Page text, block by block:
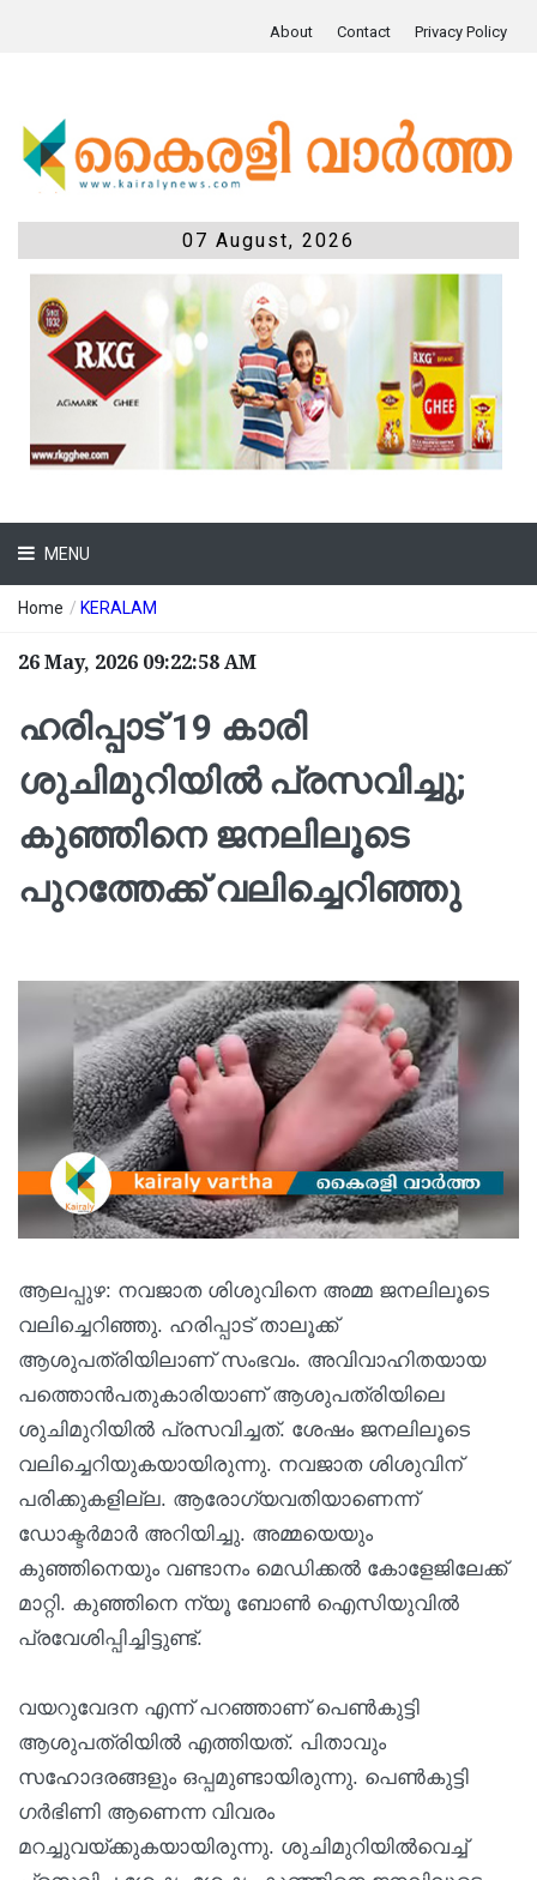
About Contact Privacy Policy
07 August, 2026
MENU
Home / KERALAM
26 May, 2026 09:22:58 AM
ഹരിപ്പാട് 19 കാരി
ശുചിമുറിയിൽ പ്രസവിച്ചു;
കുഞ്ഞിനെ ജനലിലൂടെ
പുറത്തേക്ക് വലിച്ചെറിഞ്ഞു
ആലപ്പുഴ: നവജാത ശിശുവിനെ അമ്മ ജനലിലൂടെ
വലിച്ചെറിഞ്ഞു. ഹരിപ്പാട് താലൂക്ക്
ആശുപത്രിയിലാണ് സംഭവം. അവിവാഹിതയായ
പത്തൊന്‍പതുകാരിയാണ് ആശുപത്രിയിലെ
ശുചിമുറിയില്‍ പ്രസവിച്ചത്. ശേഷം ജനലിലൂടെ
വലിച്ചെറിയുകയായിരുന്നു. നവജാത ശിശുവിന്
പരിക്കുകളില്ല. ആരോഗ്യവതിയാണെന്ന്
ഡോക്ടര്‍മാര്‍ അറിയിച്ചു. അമ്മയെയും
കുഞ്ഞിനെയും വണ്ടാനം മെഡിക്കല്‍ കോളേജിലേക്ക്
മാറ്റി. കുഞ്ഞിനെ ന്യൂ ബോണ്‍ ഐസിയുവില്‍
പ്രവേശിപ്പിച്ചിട്ടുണ്ട്.
വയറുവേദന എന്ന് പറഞ്ഞാണ് പെണ്‍കുട്ടി
ആശുപത്രിയില്‍ എത്തിയത്. പിതാവും
സഹോദരങ്ങളും ഒപ്പമുണ്ടായിരുന്നു. പെണ്‍കുട്ടി
ഗര്‍ഭിണി ആണെന്ന വിവരം
മറച്ചുവയ്ക്കുകയായിരുന്നു. ശുചിമുറിയില്‍വെച്ച്